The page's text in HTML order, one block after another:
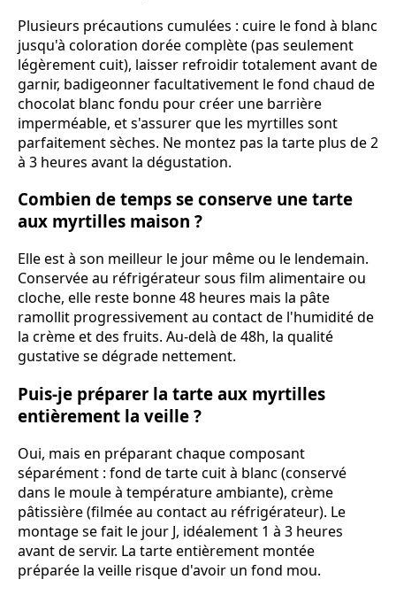
Plusieurs précautions cumulées : cuire le fond à blanc
jusqu'à coloration dorée complète (pas seulement
légèrement cuit), laisser refroidir totalement avant de
garnir, badigeonner facultativement le fond chaud de
chocolat blanc fondu pour créer une barrière
imperméable, et s'assurer que les myrtilles sont
parfaitement sèches. Ne montez pas la tarte plus de 2
à 3 heures avant la dégustation.
Combien de temps se conserve une tarte
aux myrtilles maison ?
Elle est à son meilleur le jour même ou le lendemain.
Conservée au réfrigérateur sous film alimentaire ou
cloche, elle reste bonne 48 heures mais la pâte
ramollit progressivement au contact de l'humidité de
la crème et des fruits. Au-delà de 48h, la qualité
gustative se dégrade nettement.
Puis-je préparer la tarte aux myrtilles
entièrement la veille ?
Oui, mais en préparant chaque composant
séparément : fond de tarte cuit à blanc (conservé
dans le moule à température ambiante), crème
pâtissière (filmée au contact au réfrigérateur). Le
montage se fait le jour J, idéalement 1 à 3 heures
avant de servir. La tarte entièrement montée
préparée la veille risque d'avoir un fond mou.